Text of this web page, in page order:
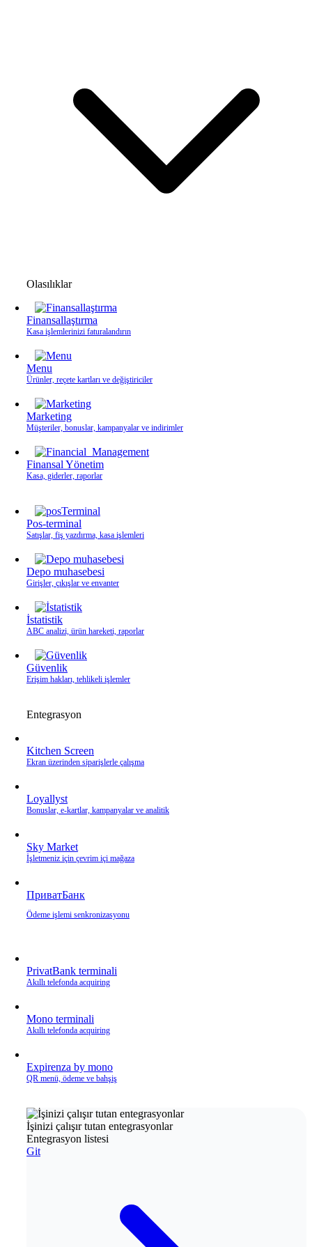
Olasılıklar
Finansallaştırma
Kasa işlemlerinizi faturalandırın
Menu
Ürünler, reçete kartları ve değiştiriciler
Marketing
Müşteriler, bonuslar, kampanyalar ve indirimler
Finansal Yönetim
Kasa, giderler, raporlar
Pos-terminal
Satışlar, fiş yazdırma, kasa işlemleri
Depo muhasebesi
Girişler, çıkışlar ve envanter
İstatistik
ABC analizi, ürün hareketi, raporlar
Güvenlik
Erişim hakları, tehlikeli işlemler
Entegrasyon
Kitchen Screen
Ekran üzerinden siparişlerle çalışma
Loyallyst
Bonuslar, e‑kartlar, kampanyalar ve analitik
Sky Market
İşletmeniz için çevrim içi mağaza
ПриватБанк
Ödeme işlemi senkronizasyonu
PrivatBank terminali
Akıllı telefonda acquiring
Mono terminali
Akıllı telefonda acquiring
Expirenza by mono
QR menü, ödeme ve bahşiş
İşinizi çalışır tutan entegrasyonlar
Entegrasyon listesi
Git